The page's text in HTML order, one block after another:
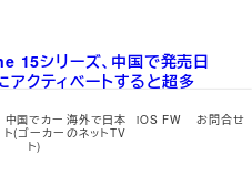
15シリーズ、中国で発売日
クティベートすると超多
(5,478)
中国でカー
ト(ゴーカー
ト)
海外で日本
のネットTV
iOS FW お問合せ